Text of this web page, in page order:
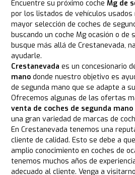
Encuentre su próximo cocheMg de
por los listados de vehículos
mayor selección de coches de
buscando un coche Mg ocasión o de
busque más allá de Crestanevada,
ayudarle.
Crestanevada es un concesionario
mano donde nuestro objetivo es
de segunda mano que se adapte a
Ofrecemos algunas de las ofertas
venta de coches de segunda mano
una gran variedad de marcas de
En Crestanevada tenemos una
cliente de calidad. Esto se debe a
amplio conocimiento en coches de
tenemos muchos años de
adecuado al cliente. Venga a